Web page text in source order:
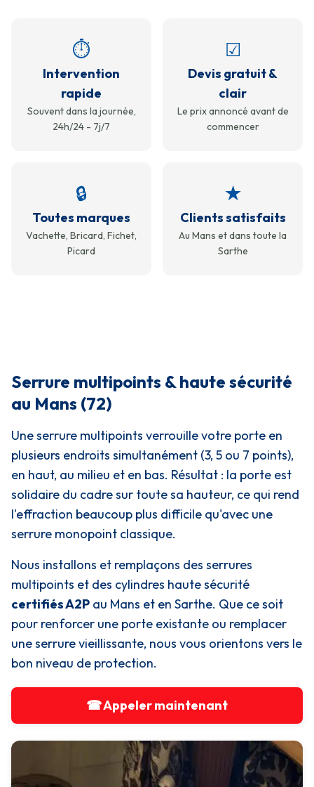
⏱
Intervention
rapide
Souvent dans la journée,
24h/24 - 7j/7
☑
Devis gratuit &
clair
Le prix annoncé avant de
commencer
🔒
Toutes marques
Vachette, Bricard, Fichet,
Picard
★
Clients satisfaits
Au Mans et dans toute la
Sarthe
Serrure multipoints & haute sécurité
au Mans (72)
Une serrure multipoints verrouille votre porte en
plusieurs endroits simultanément (3, 5 ou 7 points),
en haut, au milieu et en bas. Résultat : la porte est
solidaire du cadre sur toute sa hauteur, ce qui rend
l'effraction beaucoup plus difficile qu'avec une
serrure monopoint classique.
Nous installons et remplaçons des serrures
multipoints et des cylindres haute sécurité
certifiés A2P au Mans et en Sarthe. Que ce soit
pour renforcer une porte existante ou remplacer
une serrure vieillissante, nous vous orientons vers le
bon niveau de protection.
☎ Appeler maintenant